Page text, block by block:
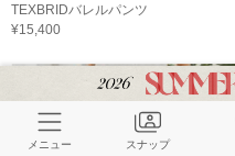
TEXBRIDバレルパンツ
¥15,400
メニュー スナップ